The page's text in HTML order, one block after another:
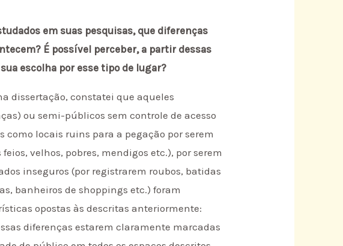
em suas pesquisas, que diferenças
É possível perceber, a partir dessas
escolha por esse tipo de lugar?
dissertação, constatei que aqueles
ou semi-públicos sem controle de acesso
como locais ruins para a pegação por serem
velhos, pobres, mendigos etc.), por serem
inseguros (por registrarem roubos, batidas
banheiros de shoppings etc.) foram
opostas às descritas anteriormente:
diferenças estarem claramente marcadas